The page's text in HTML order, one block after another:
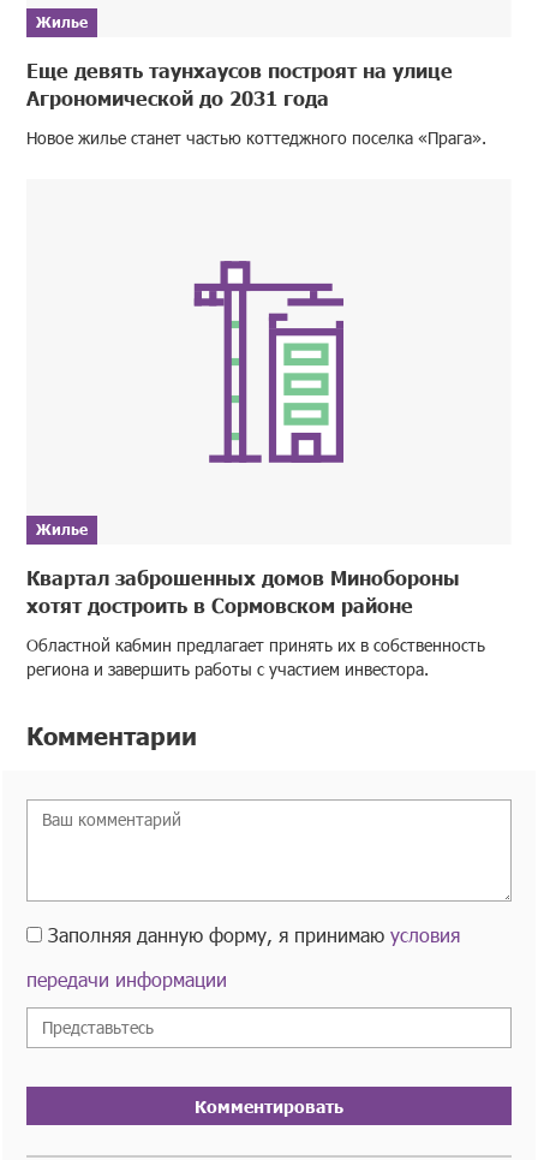
Жилье
Еще девять таунхаусов построят на улице
Агрономической до 2031 года
Новое жилье станет частью коттеджного поселка «Прага».
Жилье
Квартал заброшенных домов Минобороны
хотят достроить в Сормовском районе
Областной кабмин предлагает принять их в собственность
региона и завершить работы с участием инвестора.
Комментарии
Заполняя данную форму, я принимаюусловия
передачи информации
Комментировать